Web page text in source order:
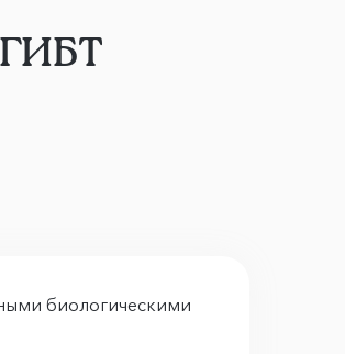
ГИБТ
биологическими